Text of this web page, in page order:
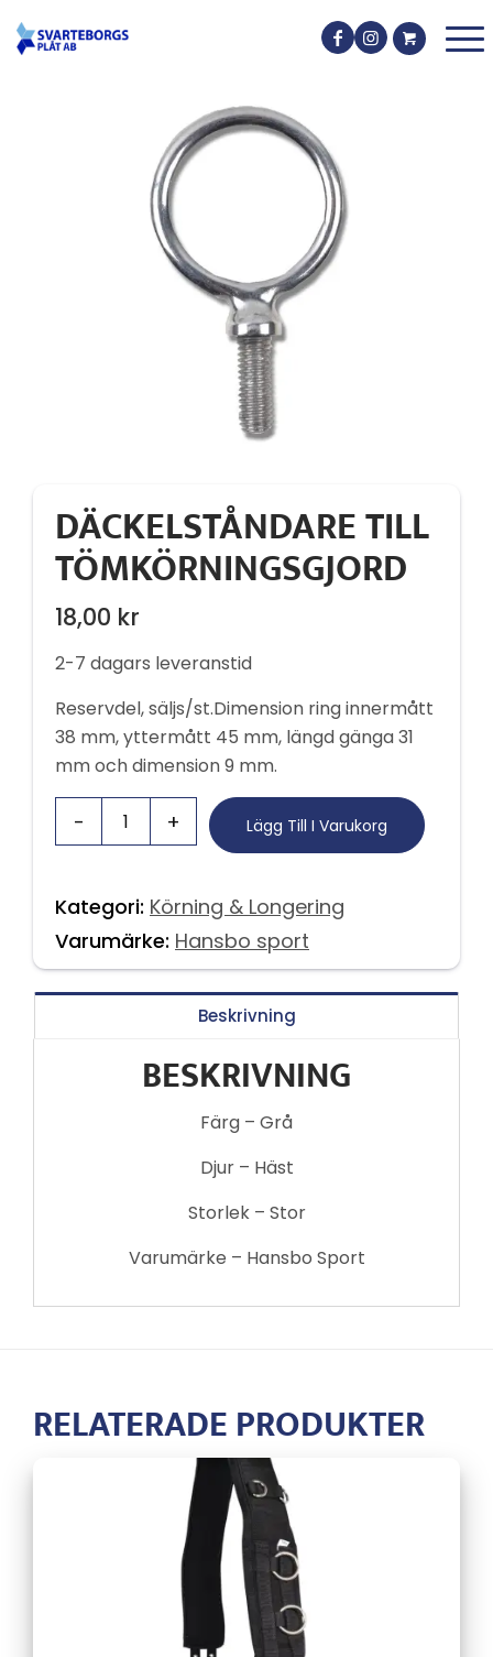
DÄCKELSTÅNDARE TILL
TÖMKÖRNINGSGJORD
18,00 kr
2-7 dagars leveranstid
Reservdel, säljs/st.Dimension ring innermått
38 mm, yttermått 45 mm, längd gänga 31
mm och dimension 9 mm.
Lägg Till I Varukorg
Kategori: Körning & Longering
Varumärke: Hansbo sport
Beskrivning
BESKRIVNING
Färg – Grå
Djur – Häst
Storlek – Stor
Varumärke – Hansbo Sport
RELATERADE PRODUKTER